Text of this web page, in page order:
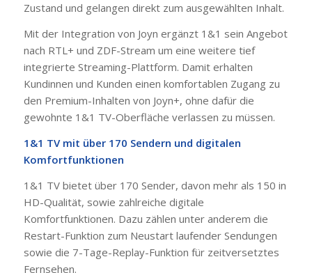
Zustand und gelangen direkt zum ausgewählten Inhalt.
Mit der Integration von Joyn ergänzt 1&1 sein Angebot
nach RTL+ und ZDF-Stream um eine weitere tief
integrierte Streaming-Plattform. Damit erhalten
Kundinnen und Kunden einen komfortablen Zugang zu
den Premium-Inhalten von Joyn+, ohne dafür die
gewohnte 1&1 TV-Oberfläche verlassen zu müssen.
1&1 TV mit über 170 Sendern und digitalen
Komfortfunktionen
1&1 TV bietet über 170 Sender, davon mehr als 150 in
HD-Qualität, sowie zahlreiche digitale
Komfortfunktionen. Dazu zählen unter anderem die
Restart-Funktion zum Neustart laufender Sendungen
sowie die 7-Tage-Replay-Funktion für zeitversetztes
Fernsehen.